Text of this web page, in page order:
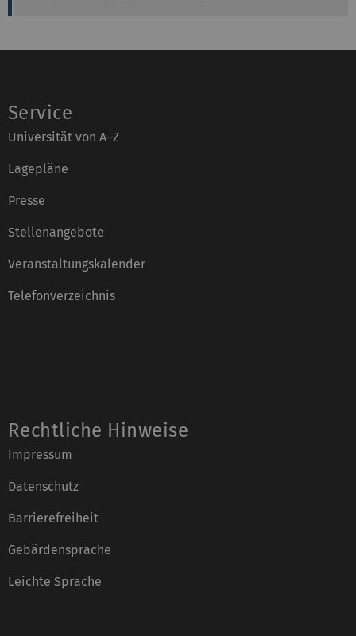
Service
Universität von A–Z
Lagepläne
Presse
Stellenangebote
Veranstaltungskalender
Telefonverzeichnis
Rechtliche Hinweise
Impressum
Datenschutz
Barrierefreiheit
Gebärdensprache
Leichte Sprache